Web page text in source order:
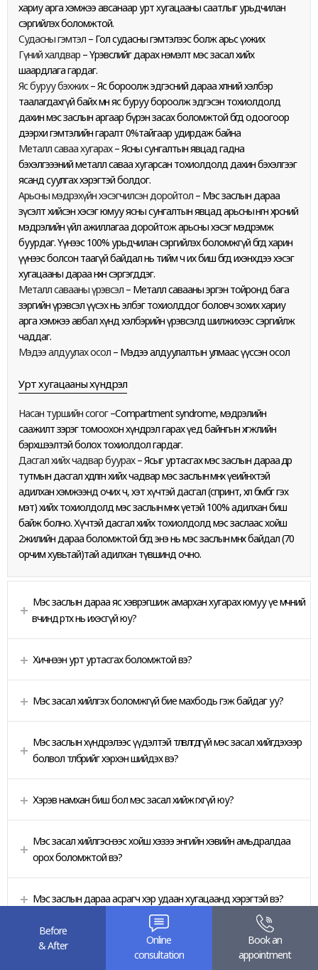
хариу арга хэмжээ авсанаар урт хугацааны саатлыг урьдчилан
сэргийлэх боломжтой.
Судасны гэмтэл – Гол судасны гэмтэлээс болж арьс үхжих
Гүний халдвар – Үрэвслийг дарах нэмэлт мэс засал хийх
шаардлага гардаг.
Яс буруу бэхжих– Яс бороолж эдгэсний дараа хөлний хэлбэр
таалагдахгүй байх мөн яс буруу бороолж эдгэсэн тохиолдолд
дахин мэс заслын аргаар бүрэн засах боломжтой бөгөөд одоогоор
дээрхи гэмтэлийн гаралт 0%тайгаар удирдаж байна
Металл саваа хугарах– Ясны сунгалтын явцад гадна
бэхэлгэээний металл саваа хугарсан тохиолдолд дахин бэхэлгээг
ясанд суулгах хэрэгтэй болдог.
Арьсны мэдрэхүйн хэсэгчилсэн доройтол – Мэс заслын дараа
зүсэлт хийсэн хэсэг юмуу ясны сунгалтын явцад арьсны өнгөн хөрсний
мэдрэлийн үйл ажиллагаа доройтож арьсны хэсэг мэдрэмж
буурдаг. Үүнээс 100% урьдчилан сэргийлэх боломжгүй бөгөөд харин
үүнээс болсон таагүй байдал нь тийм ч их биш бөгөөд ихэнхдээ хэсэг
хугацааны дараа нөхөн сэргэгддэг.
Металл савааны үрэвсэл – Металл савааны эргэн тойронд бага
зэргийн үрэвсэл үүсэх нь элбэг тохиолддог боловч зохих хариу
арга хэмжээ авбал хүнд хэлбэрийн үрэвсэлд шилжихээс сэргийлж
чаддаг.
Мэдээ алдуулах осол – Мэдээ алдуулалтын улмаас үүссэн осол
Урт хугацааны хүндрэл
Насан туршийн согог–Compartment syndrome, мэдрэлийн
саажилт зэрэг томоохон хүндрэл гарах үед байнгын хөгжлийн
бэрхшээлтэй болох тохиолдол гардаг.
Дасгал хийх чадвар буурах– Ясыг уртасгах мэс заслын дараа өдөр
тутмын дасгал хөдөлгөөн хийх чадвар мэс заслын өмнөх үеийнхтэй
адилхан хэмжээнд очих ч, хэт хүчтэй дасгал (спринт, хөл бөмбөг гэх
мэт) хийх тохиолдолд мэс заслын өмнөх үетэй 100% адилхан биш
байж болно. Хүчтэй дасгал хийх тохиолдолд мэс заслаас хойш
2жилийн дараа боломжтой бөгөөд энэ нь мэс заслын өмнөх байдал (70
орчим хувьтай)тай адилхан түвшинд очно.
Мэс заслын дараа яс хэврэгшиж амархан хугарах юмуу үе мөчний
өвчинд өртөх нь ихэсгүй юу?
Хичнээн урт уртасгах боломжтой вэ?
Мэс засал хийлгэх боломжгүй бие махбодь гэж байдаг уу?
Мэс заслын хүндрэлээс үүдэлтэй төлөвлөгдөөгүй мэс засал хийгдэхээр
болвол төлбөрийг хэрхэн шийдэх вэ?
Хэрэв намхан биш бол мэс засал хийж өгөхгүй юу?
Мэс засал хийлгэснээс хойш хэзээ энгийн хэвийн амьдралдаа
орох боломжтой вэ?
Мэс заслын дараа асрагч хэр удаан хугацаанд хэрэгтэй вэ?
Мэс заслын өмнө ямар дасгал хийх хэрэгтэй вэ?
Before
& After
Online
consultation
Book an
appointment